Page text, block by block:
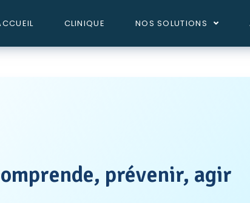
CLINIQUE NOS SOLUTIONS
prévenir, agir